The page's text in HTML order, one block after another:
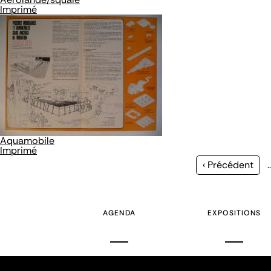
Imprimé
Aquamobile
Imprimé
Page
‹ Précédent
AGENDA EXPOSITIONS